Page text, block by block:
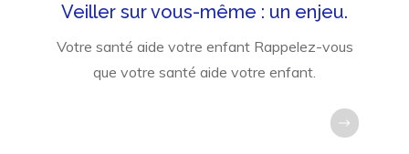
Veiller sur vous-même : un enjeu.
Votre santé aide votre enfant Rappelez-vous
que votre santé aide votre enfant.